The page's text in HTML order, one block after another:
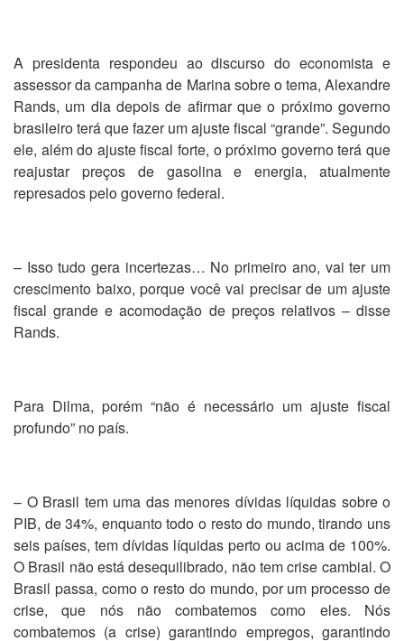
A presidenta respondeu ao discurso do economista e
assessor da campanha de Marina sobre o tema, Alexandre
Rands, um dia depois de afirmar que o próximo governo
brasileiro terá que fazer um ajuste fiscal “grande”. Segundo
ele, além do ajuste fiscal forte, o próximo governo terá que
reajustar preços de gasolina e energia, atualmente
represados pelo governo federal.
– Isso tudo gera incertezas… No primeiro ano, vai ter um
crescimento baixo, porque você vai precisar de um ajuste
fiscal grande e acomodação de preços relativos – disse
Rands.
Para Dilma, porém “não é necessário um ajuste fiscal
profundo” no país.
– O Brasil tem uma das menores dívidas líquidas sobre o
PIB, de 34%, enquanto todo o resto do mundo, tirando uns
seis países, tem dívidas líquidas perto ou acima de 100%.
O Brasil não está desequilibrado, não tem crise cambial. O
Brasil passa, como o resto do mundo, por um processo de
crise, que nós não combatemos como eles. Nós
combatemos (a crise) garantindo empregos, garantindo